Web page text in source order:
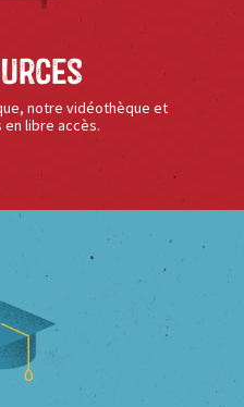
notre vidéothèque et
libre accès.